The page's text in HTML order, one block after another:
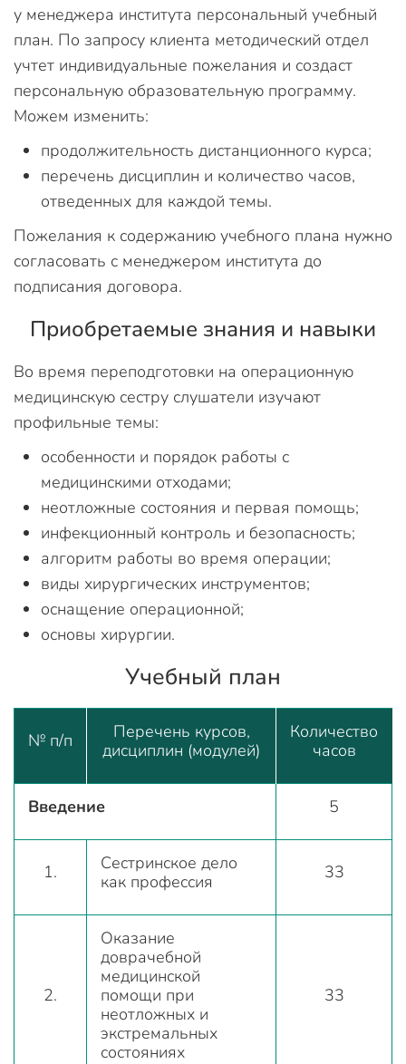
у менеджера института персональный учебный
план. По запросу клиента методический отдел
учтет индивидуальные пожелания и создаст
персональную образовательную программу.
Можем изменить:
продолжительность дистанционного курса;
перечень дисциплин и количество часов,
отведенных для каждой темы.
Пожелания к содержанию учебного плана нужно
согласовать с менеджером института до
подписания договора.
Приобретаемые знания и навыки
Во время переподготовки на операционную
медицинскую сестру слушатели изучают
профильные темы:
особенности и порядок работы с
медицинскими отходами;
неотложные состояния и первая помощь;
инфекционный контроль и безопасность;
алгоритм работы во время операции;
виды хирургических инструментов;
оснащение операционной;
основы хирургии.
Учебный план
№ п/п
Перечень курсов,
дисциплин (модулей)
Количество
часов
Введение 5
1.
Сестринское дело
как профессия
33
2.
Оказание
доврачебной
медицинской
помощи при
неотложных и
экстремальных
состояниях
33